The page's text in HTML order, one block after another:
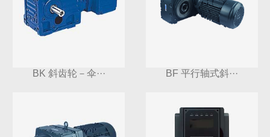
BK 斜齿轮－伞··· BF 平行轴式斜···